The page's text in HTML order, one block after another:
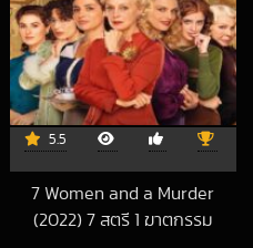
5.5
7 Women and a Murder
(2022) 7 สตรี 1 ฆาตกรรม